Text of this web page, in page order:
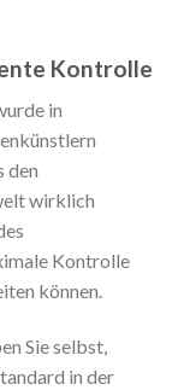
Kontrolle
in
den
wirklich
Kontrolle
können.
Sie selbst,
in der